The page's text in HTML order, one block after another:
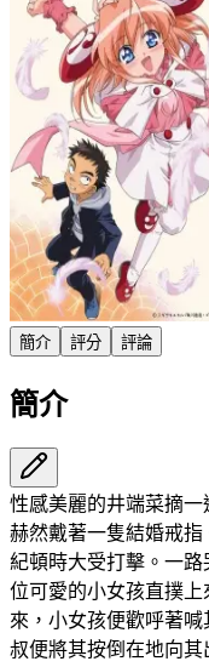
簡介 評分 評論
簡介
性感美麗的井端菜摘
赫然戴著一隻結婚戒
紀頓時大受打擊。一
位可愛的小女孩直撲
來，小女孩便歡呼著
叔便將其按倒在地向